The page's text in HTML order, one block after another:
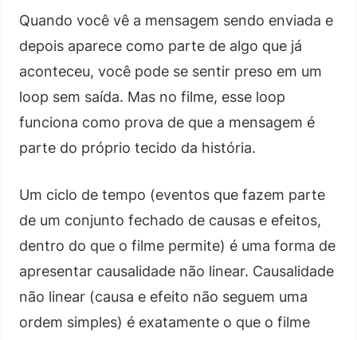
Quando você vê a mensagem sendo enviada e
depois aparece como parte de algo que já
aconteceu, você pode se sentir preso em um
loop sem saída. Mas no filme, esse loop
funciona como prova de que a mensagem é
parte do próprio tecido da história.
Um ciclo de tempo (eventos que fazem parte
de um conjunto fechado de causas e efeitos,
dentro do que o filme permite) é uma forma de
apresentar causalidade não linear. Causalidade
não linear (causa e efeito não seguem uma
ordem simples) é exatamente o que o filme